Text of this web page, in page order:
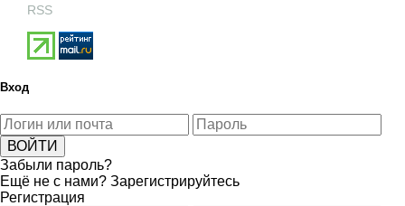
RSS
Вход
Забыли пароль?
Ещё не с нами? Зарегистрируйтесь
Регистрация